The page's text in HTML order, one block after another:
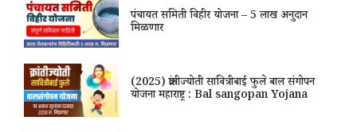
पंचायत समिती विहीर योजना – 5 लाख अनुदान
मिळणार
(2025) क्रांतीज्योती सावित्रीबाई फुले बाल संगोपन
योजना महाराष्ट्र : Bal sangopan Yojana